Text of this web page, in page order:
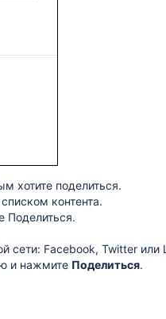
хотите поделиться.
контента.
Поделиться.
сети: Facebook, Twitter или
и нажмите Поделиться.